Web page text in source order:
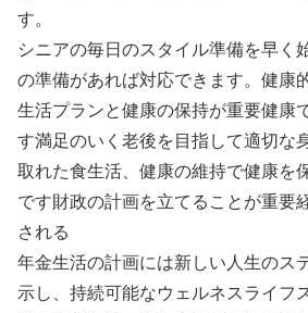
す。
シニアの毎日のスタイル準備を早く
の準備があれば対応できます。健康
生活プランと健康の保持が重要健康
す満足のいく老後を目指して適切な
取れた食生活、健康の維持で健康を
です財政の計画を立てることが重要
される
年金生活の計画には新しい人生のス
示し、持続可能なウェルネスライフ